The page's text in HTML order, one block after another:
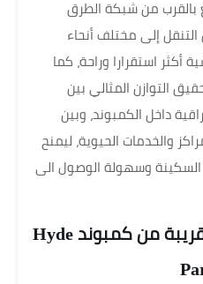
بالقرب من شبكة الطرق
إلى مختلف أنحاء
أكثر استقرارا وراحة، كما
التوازن المثالي بين
داخل الكمبوند، وبين
والخدمات الحيوية، ليمنح
السكينة وسهولة الوصول الى
أهم الطرق والمحاور القريبة من كمبوند Hyde